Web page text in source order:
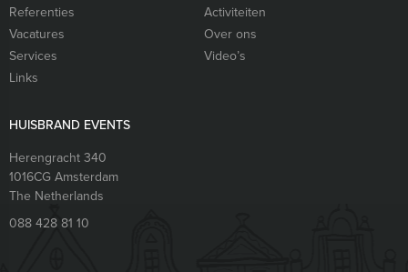
Referenties
Activiteiten
Vacatures
Over ons
Services
Video’s
Links
HUISBRAND EVENTS
Herengracht 340
1016CG Amsterdam
The Netherlands
088 428 81 10